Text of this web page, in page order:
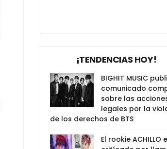
¡TENDENCIAS HOY!
BIGHIT MUSIC
comunicado
sobre las
legales por la
de los derechos de BTS
El rookie ACHILLO